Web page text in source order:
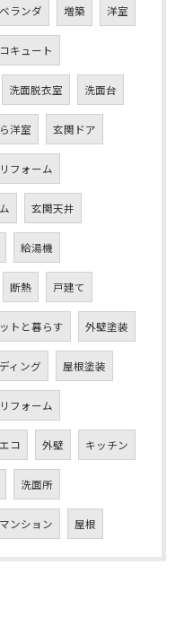
ベランダ 増築 洋室
キュート
洗面脱衣室 洗面台
洋室 玄関ドア
フォーム
玄関天井
給湯機
断熱 戸建て
トと暮らす 外壁塗装
ィング 屋根塗装
リフォーム
エコ 外壁 キッチン
洗面所
マンション 屋根